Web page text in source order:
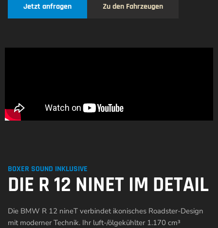
Jetzt anfragen Zu den Fahrzeugen
BOXER SOUND INKLUSIVE
DIE R 12 NINET IM DETAIL
Die BMW R 12 nineT verbindet ikonisches Roadster-Design
mit moderner Technik. Ihr luft-/ölgekühlter 1.170 cm³